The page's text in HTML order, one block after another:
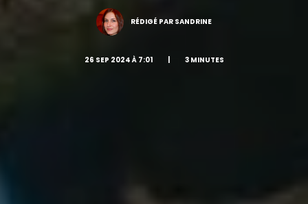
RÉDIGÉ PAR SANDRINE
26 SEP 2024 À 7:01 | 3 MINUTES